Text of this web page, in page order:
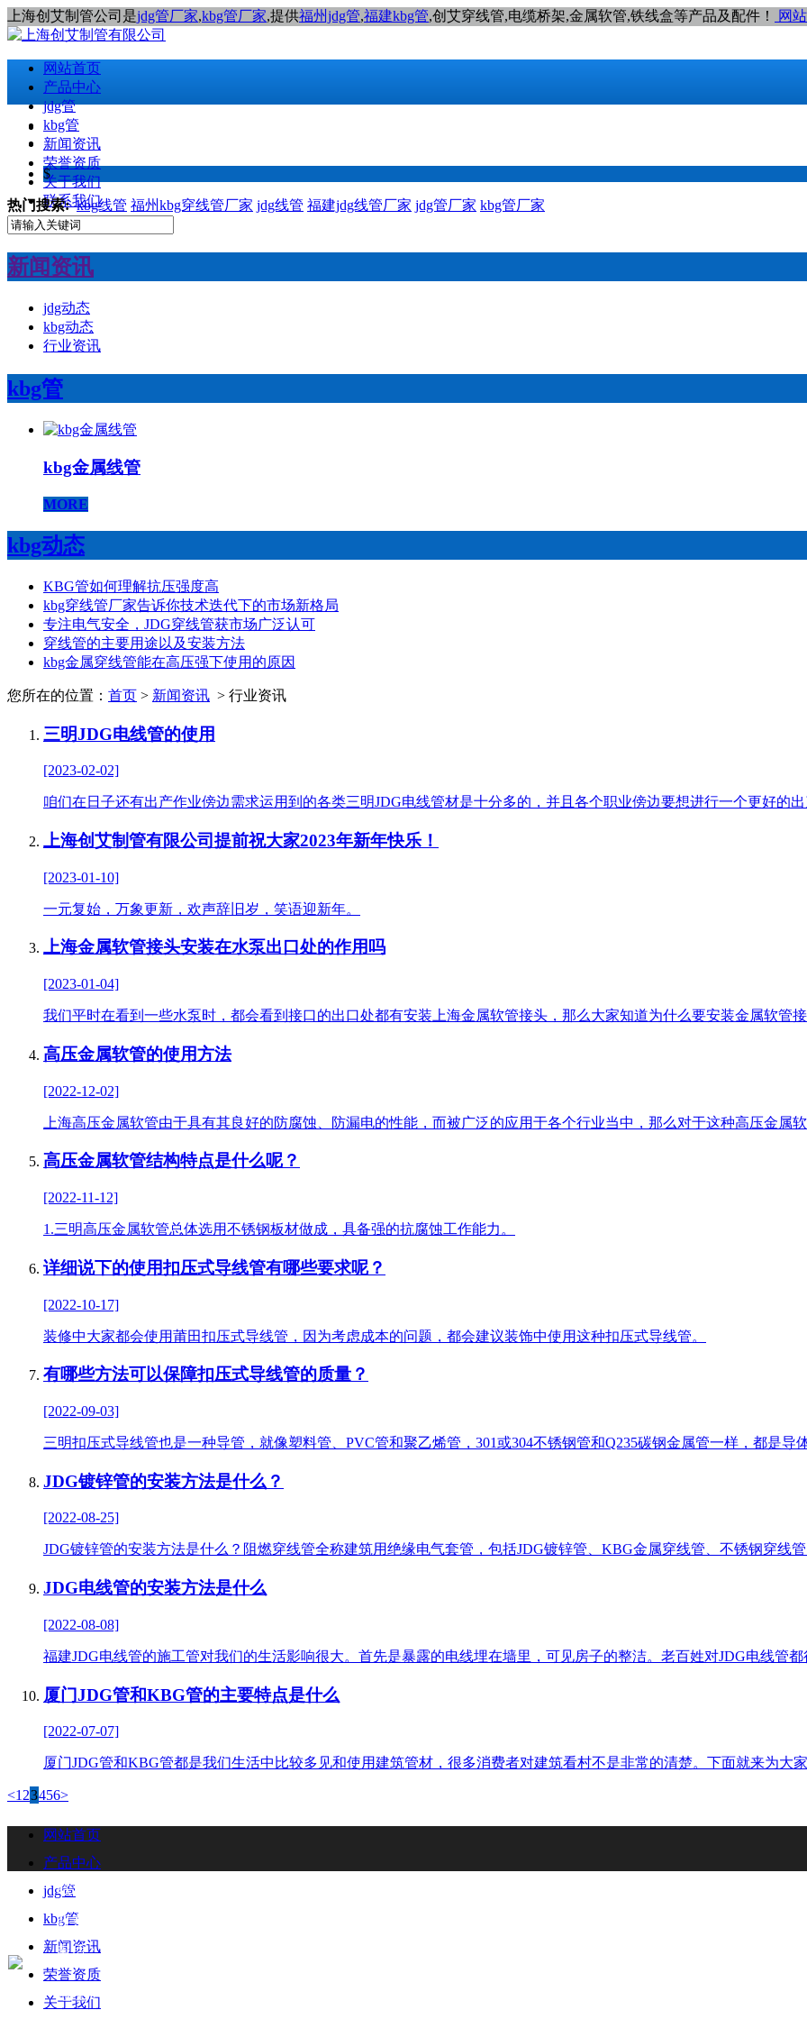
上海创艾制管公司是jdg管厂家,kbg管厂家,提供福州jdg管,福建kbg管,创艾穿线管,电缆桥架,金属软管,铁线盒等产品及配件！ 网
网站首页
产品中心
jdg管
kbg管
新闻资讯
荣誉资质
关于我们
联系我们
$
热门搜索: kbg线管 福州kbg穿线管厂家 jdg线管 福建jdg线管厂家 jdg管厂家 kbg管厂家
新闻资讯
jdg动态
kbg动态
行业资讯
kbg管
kbg金属线管
MORE
kbg动态
KBG管如何理解抗压强度高
kbg穿线管厂家告诉你技术迭代下的市场新格局
专注电气安全，JDG穿线管获市场广泛认可
穿线管的主要用途以及安装方法
kbg金属穿线管能在高压强下使用的原因
您所在的位置： 首页 > 新闻资讯 > 行业资讯
三明JDG电线管的使用
[2023-02-02]
咱们在日子还有出产作业傍边需求运用到的各类三明JDG电线管材是十分多的，并且各个职业傍边要想进行一个更好的
上海创艾制管有限公司提前祝大家2023年新年快乐！
[2023-01-10]
一元复始，万象更新，欢声辞旧岁，笑语迎新年。
上海金属软管接头安装在水泵出口处的作用吗
[2023-01-04]
我们平时在看到一些水泵时，都会看到接口的出口处都有安装上海金属软管接头，那么大家知道为什么要安装金属软管接
高压金属软管的使用方法
[2022-12-02]
上海高压金属软管由于具有其良好的防腐蚀、防漏电的性能，而被广泛的应用于各个行业当中，那么对于这种高压金属
高压金属软管结构特点是什么呢？
[2022-11-12]
1.三明高压金属软管总体选用不锈钢板材做成，具备强的抗腐蚀工作能力。
详细说下的使用扣压式导线管有哪些要求呢？
[2022-10-17]
装修中大家都会使用莆田扣压式导线管，因为考虑成本的问题，都会建议装饰中使用这种扣压式导线管。
有哪些方法可以保障扣压式导线管的质量？
[2022-09-03]
三明扣压式导线管也是一种导管，就像塑料管、PVC管和聚乙烯管，301或304不锈钢管和Q235碳钢金属管一样，都是导
JDG镀锌管的安装方法是什么？
[2022-08-25]
JDG镀锌管的安装方法是什么？阻燃穿线管全称建筑用绝缘电气套管，包括JDG镀锌管、KBG金属穿线管、不锈钢穿线
JDG电线管的安装方法是什么
[2022-08-08]
福建JDG电线管的施工管对我们的生活影响很大。首先是暴露的电线埋在墙里，可见房子的整洁。老百姓对JDG电线管
厦门JDG管和KBG管的主要特点是什么
[2022-07-07]
厦门JDG管和KBG管都是我们生活中比较多见和使用建筑管材，很多消费者对建筑看村不是非常的清楚。下面就来为大
<1 23456>
网站首页
产品中心
jdg管
kbg管
新闻资讯
荣誉资质
关于我们
联系我们
联系人：梁先生
电话：18006901992/18006901993
地址：福州闽侯县林森大道青口钢材市场A区3-7门